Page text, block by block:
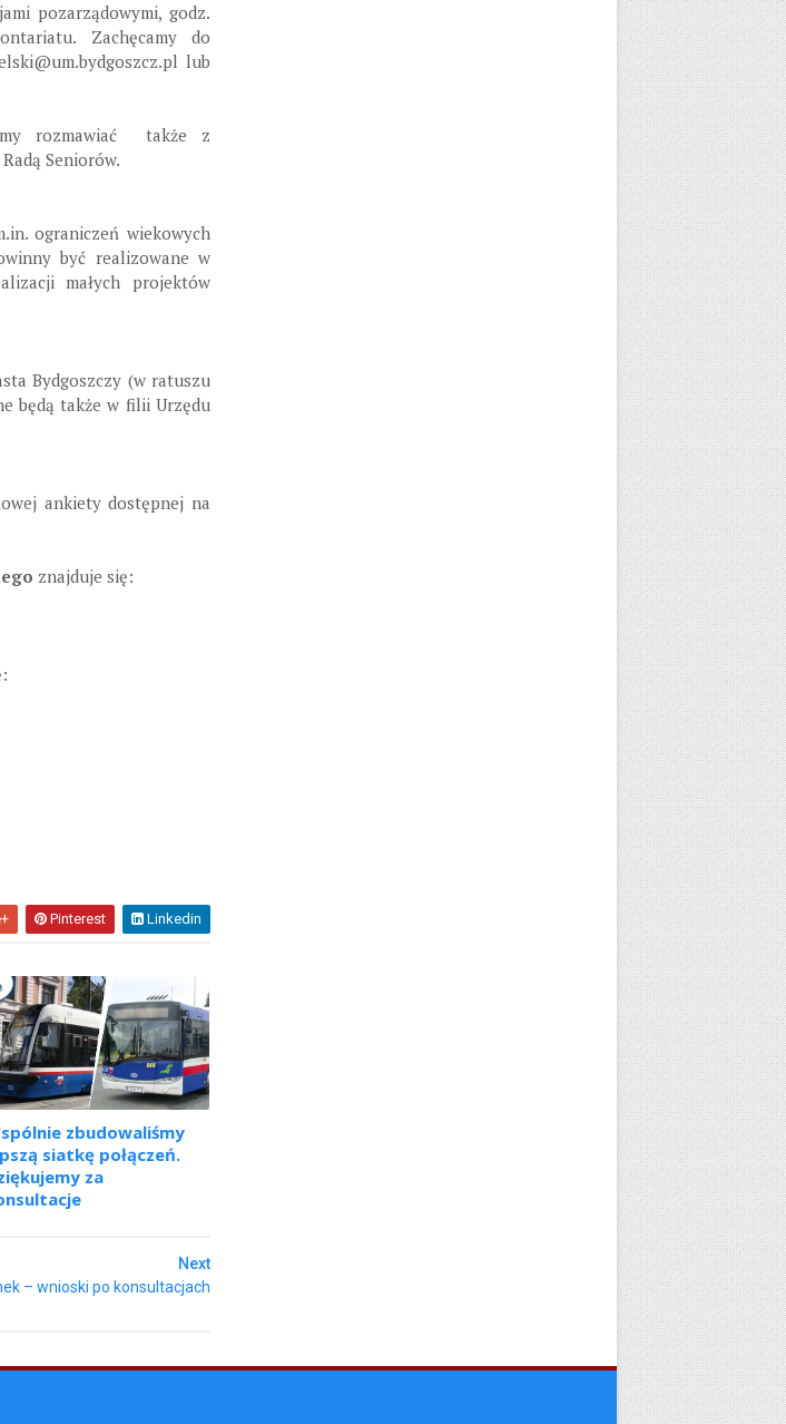
pozarządowymi, godz.
Zachęcamy do
lub
rozmawiać także z
Seniorów.
ograniczeń wiekowych
być realizowane w
małych projektów
Bydgoszczy (w ratuszu
będą także w filii Urzędu
ankiety dostępnej na
znajduje się:
Pinterest Linkedin
zbudowaliśmy
siatkę połączeń.
za
Next
– wnioski po konsultacjach